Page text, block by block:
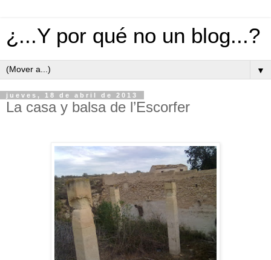
¿...Y por qué no un blog...?
▼
jueves, 18 de abril de 2013
La casa y balsa de l’Escorfer